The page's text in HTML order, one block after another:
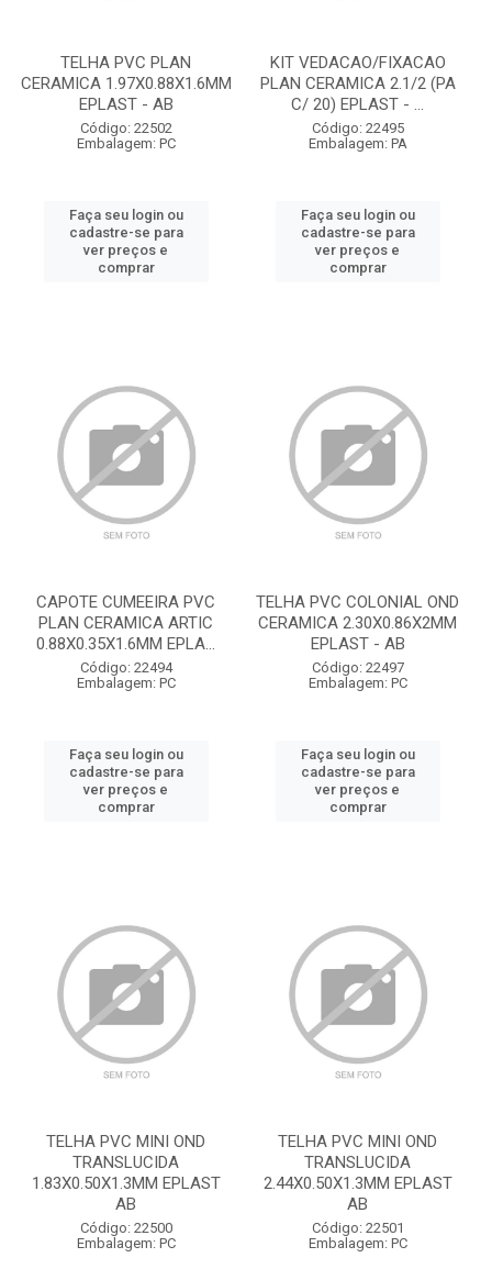
TELHA PVC PLAN
CERAMICA 1.97X0.88X1.6MM
EPLAST - AB
Código: 22502
Embalagem: PC
Faça seu login ou
cadastre-se para
ver preços e
comprar
KIT VEDACAO/FIXACAO
PLAN CERAMICA 2.1/2 (PA
C/ 20) EPLAST - ...
Código: 22495
Embalagem: PA
Faça seu login ou
cadastre-se para
ver preços e
comprar
CAPOTE CUMEEIRA PVC
PLAN CERAMICA ARTIC
0.88X0.35X1.6MM EPLA...
Código: 22494
Embalagem: PC
Faça seu login ou
cadastre-se para
ver preços e
comprar
TELHA PVC COLONIAL OND
CERAMICA 2.30X0.86X2MM
EPLAST - AB
Código: 22497
Embalagem: PC
Faça seu login ou
cadastre-se para
ver preços e
comprar
TELHA PVC MINI OND
TRANSLUCIDA
1.83X0.50X1.3MM EPLAST
AB
Código: 22500
Embalagem: PC
TELHA PVC MINI OND
TRANSLUCIDA
2.44X0.50X1.3MM EPLAST
AB
Código: 22501
Embalagem: PC